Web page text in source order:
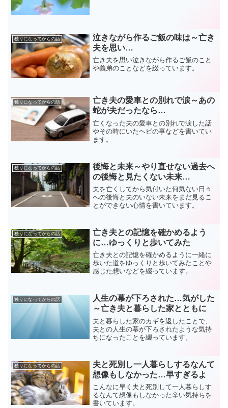
独りになってからの話
泣きながら作るご飯の味は～亡き
夫を思い…
亡き夫を思い泣きながら作るご飯のこと
や義弟のことなどを綴っています。
独りになってからの話
亡き夫の愛車との別れで涙～あの
蛇が夫だったなら…
亡くなった夫の愛車との別れで涙した話
やその時にいたヘビの事などを書いてい
ます。
独りになってからの話
後悔と未来～やり直せない過去へ
の後悔と見たくない未来…
夫を亡くしてから気付いた何気ない日々
への後悔と夫のいない未来をまだ見るこ
とができない心情を書いています。
独りになってからの話
亡き夫との記憶を確かめるよう
に…ゆっくりと歩いてみた
亡き夫との記憶を確かめるように一緒に
歩いた道をゆっくりと歩いてみたことや
感じた想いなどを綴っています。
独りになってからの話
人生の幕が下ろされた…気がした
～亡き夫と暮らした家とともに
夫と暮らした家のカギを返したことで、
夫との人生の幕が下ろされたような気持
ちになったことを綴っています。
独りになってからの話
夫と死別し一人暮らしするなんて
想像もしなかった…早すぎるよ
こんなに早く夫と死別して一人暮らしす
るなんて想像もしなかった辛い気持ちを
書いています。